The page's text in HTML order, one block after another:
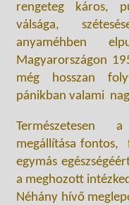
rengeteg káros,
válsága,
anyaméhben
Magyarországon
még hosszan
pánikban valami
Természetesen
megállítása fontos,
egymás
a meghozott
Néhány hívő